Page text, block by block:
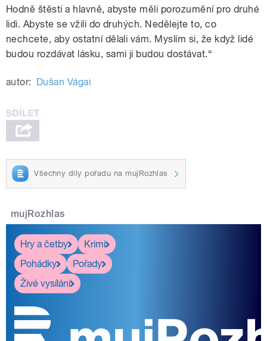
Hodně štěstí a hlavně, abyste měli porozumění pro druhé
lidi. Abyste se vžili do druhých. Nedělejte to, co
nechcete, aby ostatní dělali vám. Myslím si, že když lidé
budou rozdávat lásku, sami ji budou dostávat.“
autor: Dušan Vágai
Všechny díly pořadu na mujRozhlas
mujRozhlas
Hry a četby
Krimi
Pohádky
Pořady
Živé vysílání